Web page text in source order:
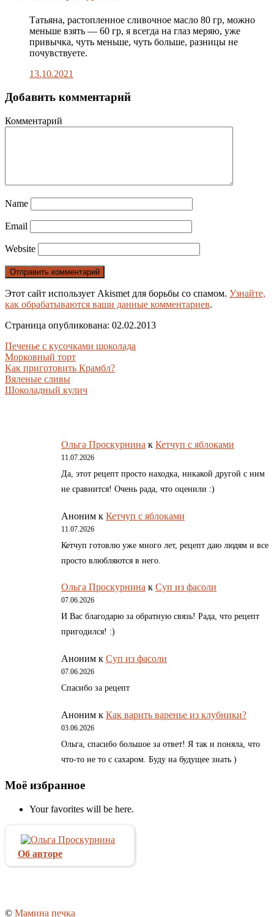
публикации
Татьяна, растопленное сливочное масло 80 гр, можно
меньше взять — 60 гр, я всегда на глаз меряю, уже
привычка, чуть меньше, чуть больше, разницы не
почувствуете.
13.10.2021
Добавить комментарий
Комментарий
Name
Email
Website
Этот сайт использует Akismet для борьбы со спамом. Узнайте,
как обрабатываются ваши данные комментариев.
Страница опубликована: 02.02.2013
Печенье с кусочками шоколада
Морковный торт
Как приготовить Крамбл?
Вяленые сливы
Шоколадный кулич
Ольга Проскурнина к Кетчуп с яблоками
11.07.2026
Да, этот рецепт просто находка, никакой другой с ним
не сравнится! Очень рада, что оценили :)
Аноним к Кетчуп с яблоками
11.07.2026
Кетчуп готовлю уже много лет, рецепт даю людям и все
просто влюбляются в него.
Ольга Проскурнина к Суп из фасоли
07.06.2026
И Вас благодарю за обратную связь! Рада, что рецепт
пригодился! :)
Аноним к Суп из фасоли
07.06.2026
Спасибо за рецепт
Аноним к Как варить варенье из клубники?
03.06.2026
Ольга, спасибо большое за ответ! Я так и поняла, что
что-то не то с сахаром. Буду на будущее знать )
Моё избранное
Your favorites will be here.
Об авторе
© Мамина печка